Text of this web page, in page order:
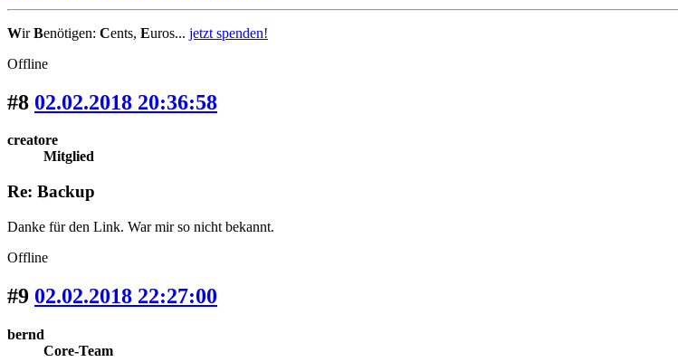
WirBenötigen: Cents, Euros... jetzt spenden!
Offline
#8 02.02.2018 20:36:58
creatore
Mitglied
Re: Backup
Danke für den Link. War mir so nicht bekannt.
Offline
#9 02.02.2018 22:27:00
bernd
Core-Team